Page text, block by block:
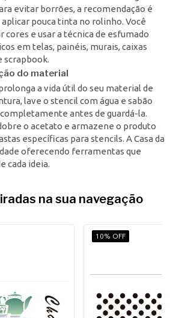
evitar borrões, a recomendação é
pouca tinta no rolinho. Você
e usar a técnica de esfumado
em telas, painéis, murais, caixas
scrapbook.
do material
a vida útil do seu material de
lave o stencil com água e sabão
antes de guardá-la.
o acetato e armazene o produto
específicas para stencils. A Casa da
oferecendo ferramentas que
cada ideia.
na sua navegação
10% OFF